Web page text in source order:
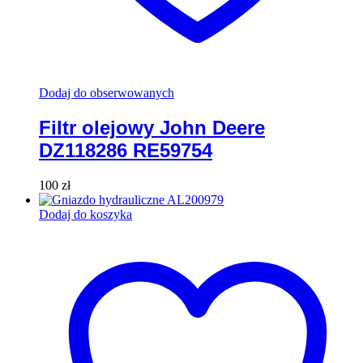
Dodaj do obserwowanych
Filtr olejowy John Deere
DZ118286 RE59754
100 zł
Dodaj do koszyka